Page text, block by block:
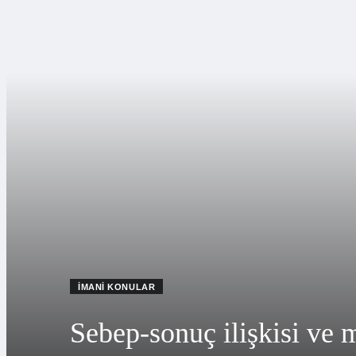
İMANI KONULAR
Sebep-sonuç ilişkisi ve